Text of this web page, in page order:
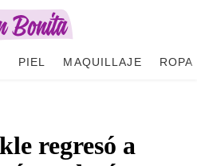
PIEL MAQUILLAJE ROPA
regresó a